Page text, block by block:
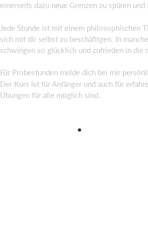
einerseits dazu neue Grenzen zu spüren
Jede Stunde ist mit einem philosophischen
sich mit dir selbst zu beschäftigen. In
schwingen so glücklich und zufrieden in die
Für Probestunden melde dich bei mir
Der Kurs ist für Anfänger und auch für
Übungen für alle möglich sind.